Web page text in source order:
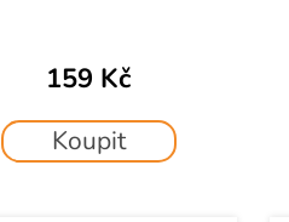
159 Kč
Koupit